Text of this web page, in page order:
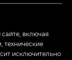
включая
технические
исключительно